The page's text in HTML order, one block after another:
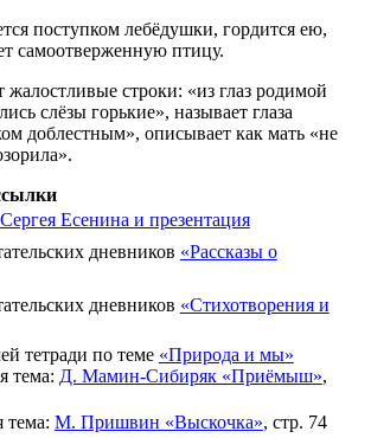
поступком лебёдушки, гордится ею,
самоотверженную птицу.
жалостливые строки: «из глаз родимой
слёзы горькие», называет глаза
доблестным», описывает как мать «не
Сергея Есенина и презентация
дневников «Рассказы о
дневников «Стихотворения и
тетради по теме «Природа и мы»
тема: Д. Мамин-Сибиряк «Приёмыш»,
М. Пришвин «Выскочка», стр. 74